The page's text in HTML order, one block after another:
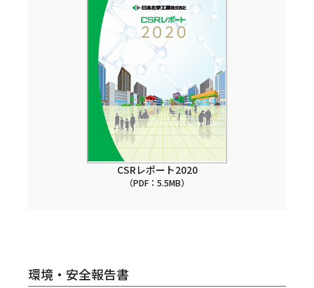
CSRレポート2020
（PDF：5.5MB）
環境・安全報告書